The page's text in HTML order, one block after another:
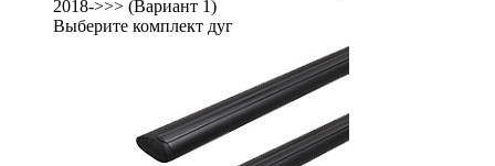
2018->>> (Вариант 1)
Выберите комплект дуг